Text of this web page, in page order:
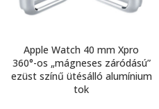
Apple Watch 40 mm Xpro
360°-os „mágneses záródású”
ezüst színű ütésálló alumínium
tok